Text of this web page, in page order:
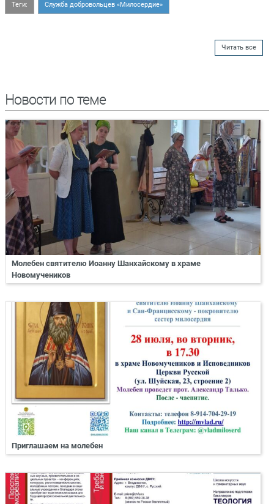
Теги: Служба добровольцев «Милосердие»
Читать все
Новости по теме
Молебен святителю Иоанну Шанхайскому в храме
Новомучеников
Приглашаем на молебен